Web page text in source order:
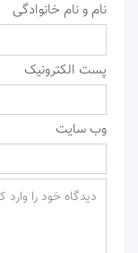
نام و نام خانوادگی
پست الکترونیک
وب سایت